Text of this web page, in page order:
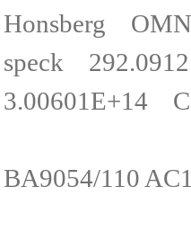
Honsberg
speck
3.00601E+14
BA9054/110